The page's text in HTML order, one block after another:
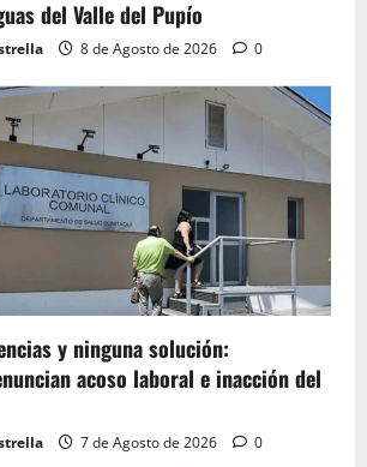
del Valle del Pupío
8 de Agosto de 2026 0
y ninguna solución:
acoso laboral e inacción del
7 de Agosto de 2026 0